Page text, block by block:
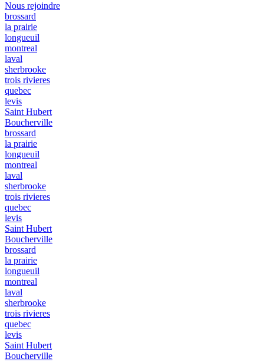
Nous rejoindre
brossard
la prairie
longueuil
montreal
laval
sherbrooke
trois rivieres
quebec
levis
Saint Hubert
Boucherville
brossard
la prairie
longueuil
montreal
laval
sherbrooke
trois rivieres
quebec
levis
Saint Hubert
Boucherville
brossard
la prairie
longueuil
montreal
laval
sherbrooke
trois rivieres
quebec
levis
Saint Hubert
Boucherville